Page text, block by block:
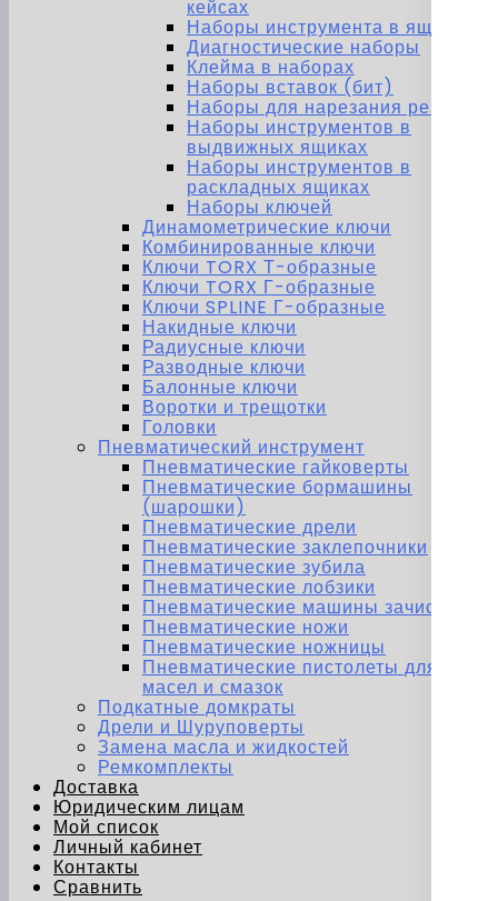
кейсах
Наборы инструмента в ящиках
Диагностические наборы
Клейма в наборах
Наборы вставок (бит)
Наборы для нарезания резьбы
Наборы инструментов в
выдвижных ящиках
Наборы инструментов в
раскладных ящиках
Наборы ключей
Динамометрические ключи
Комбинированные ключи
Ключи TORX Т-образные
Ключи TORX Г-образные
Ключи SPLINE Г-образные
Накидные ключи
Радиусные ключи
Разводные ключи
Балонные ключи
Воротки и трещотки
Головки
Пневматический инструмент
Пневматические гайковерты
Пневматические бормашины
(шарошки)
Пневматические дрели
Пневматические заклепочники
Пневматические зубила
Пневматические лобзики
Пневматические машины зачистные
Пневматические ножи
Пневматические ножницы
Пневматические пистолеты для
масел и смазок
Подкатные домкраты
Дрели и Шуруповерты
Замена масла и жидкостей
Ремкомплекты
Доставка
Юридическим лицам
Мой список
Личный кабинет
Контакты
Сравнить